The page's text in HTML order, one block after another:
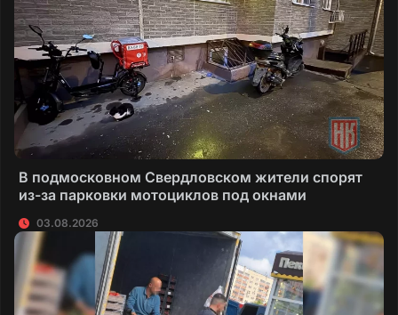
В подмосковном Свердловском жители спорят
из-за парковки мотоциклов под окнами
03.08.2026